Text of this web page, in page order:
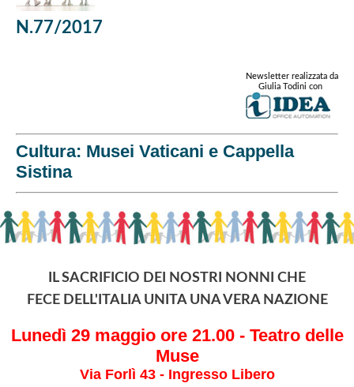
N.77/2017
Newsletter realizzata da
Giulia Todini con
Cultura: Musei Vaticani e Cappella
Sistina
IL SACRIFICIO DEI NOSTRI NONNI CHE
FECE DELL'ITALIA UNITA UNA VERA NAZIONE
Lunedì 29 maggio ore 21.00 - Teatro delle
Muse
Via Forlì 43 - Ingresso Libero